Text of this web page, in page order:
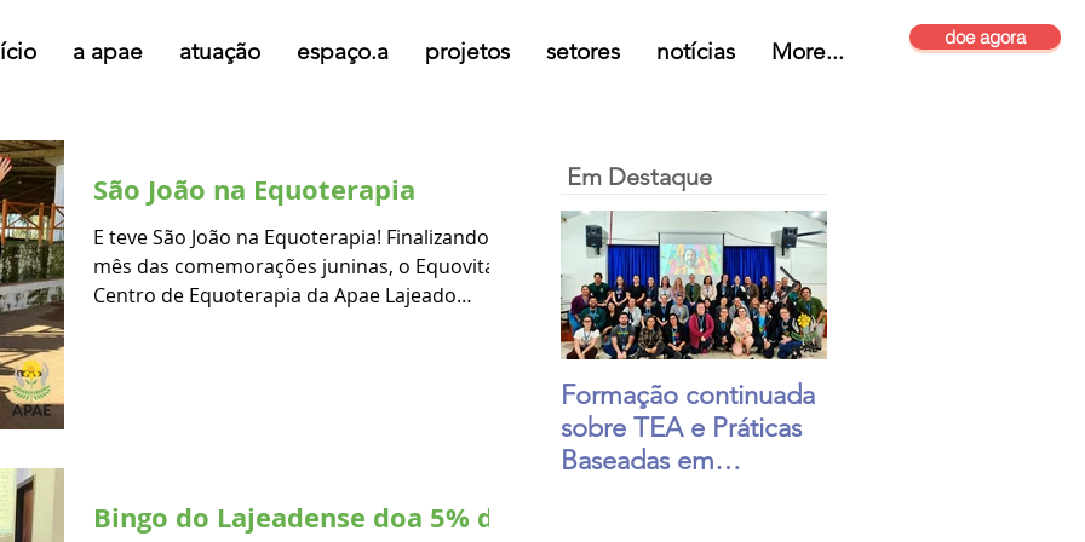
doe agora
a apae atuação espaço.a projetos setores notícias More...
São João na Equoterapia
E teve São João na Equoterapia! Finalizando o
mês das comemorações juninas, o Equovita
Centro de Equoterapia da Apae Lajeado
Bingo do Lajeadense doa 5% do
Em Destaque
Formação continuada
sobre TEA e Práticas
Baseadas em